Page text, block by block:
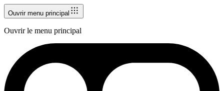
Ouvrir menu principal
Ouvrir le menu principal